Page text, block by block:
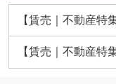
【賃売｜不動産特
【賃売｜不動産特